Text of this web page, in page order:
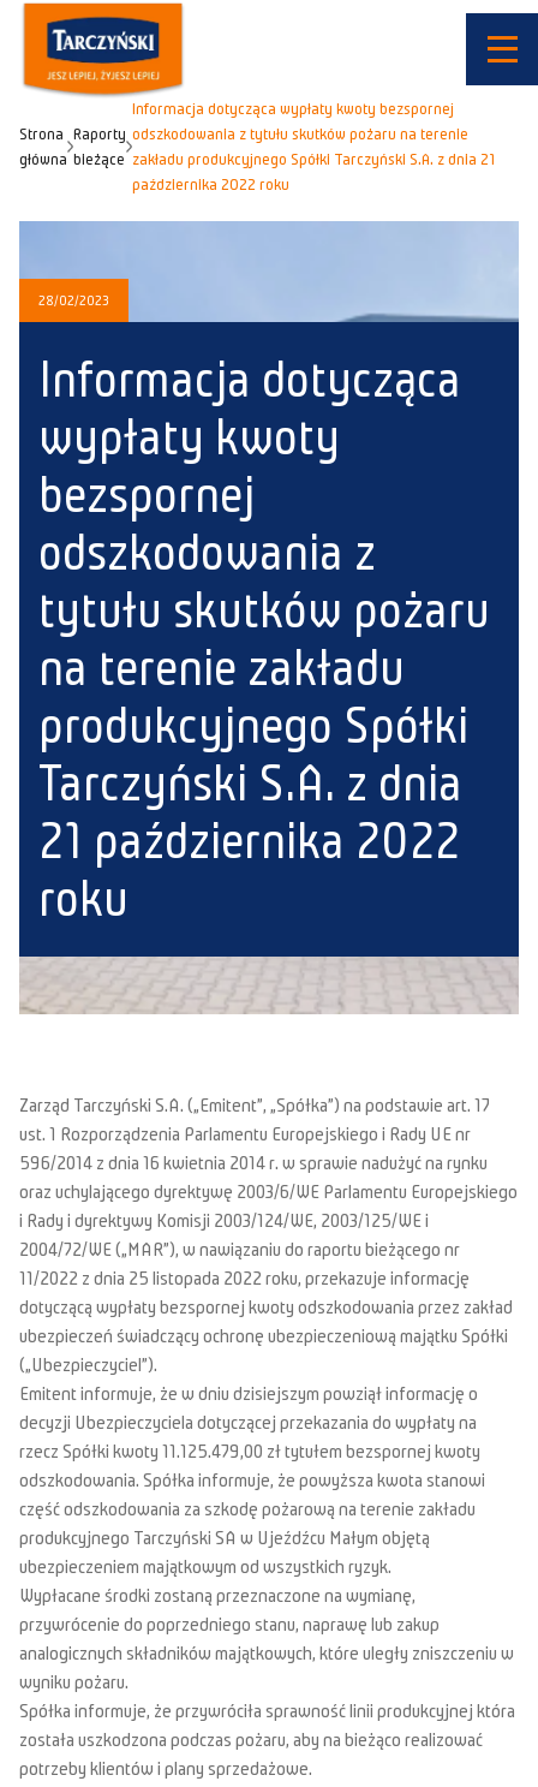
Strona
główna
Raporty
bieżące
Informacja dotycząca wypłaty kwoty bezspornej
odszkodowania z tytułu skutków pożaru na terenie
zakładu produkcyjnego Spółki Tarczyński S.A. z dnia 21
października 2022 roku
28/02/2023
Informacja dotycząca
wypłaty kwoty
bezspornej
odszkodowania z
tytułu skutków pożaru
na terenie zakładu
produkcyjnego Spółki
Tarczyński S.A. z dnia
21 października 2022
roku
Zarząd Tarczyński S.A. („Emitent”, „Spółka”) na podstawie art. 17
ust. 1 Rozporządzenia Parlamentu Europejskiego i Rady UE nr
596/2014 z dnia 16 kwietnia 2014 r. w sprawie nadużyć na rynku
oraz uchylającego dyrektywę 2003/6/WE Parlamentu Europejskiego
i Rady i dyrektywy Komisji 2003/124/WE, 2003/125/WE i
2004/72/WE („MAR”), w nawiązaniu do raportu bieżącego nr
11/2022 z dnia 25 listopada 2022 roku, przekazuje informację
dotyczącą wypłaty bezspornej kwoty odszkodowania przez zakład
ubezpieczeń świadczący ochronę ubezpieczeniową majątku Spółki
(„Ubezpieczyciel”).
Emitent informuje, że w dniu dzisiejszym powziął informację o
decyzji Ubezpieczyciela dotyczącej przekazania do wypłaty na
rzecz Spółki kwoty 11.125.479,00 zł tytułem bezspornej kwoty
odszkodowania. Spółka informuje, że powyższa kwota stanowi
część odszkodowania za szkodę pożarową na terenie zakładu
produkcyjnego Tarczyński SA w Ujeźdźcu Małym objętą
ubezpieczeniem majątkowym od wszystkich ryzyk.
Wypłacane środki zostaną przeznaczone na wymianę,
przywrócenie do poprzedniego stanu, naprawę lub zakup
analogicznych składników majątkowych, które uległy zniszczeniu w
wyniku pożaru.
Spółka informuje, że przywróciła sprawność linii produkcyjnej która
została uszkodzona podczas pożaru, aby na bieżąco realizować
potrzeby klientów i plany sprzedażowe.